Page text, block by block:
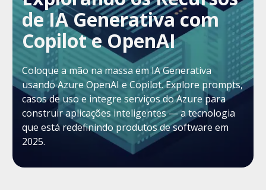
de IA Generativa com
Copilot e OpenAI
Coloque a mão na massa em IA Generativa
usando Azure OpenAI e Copilot. Explore prompts,
casos de uso e integre serviços do Azure para
construir aplicações inteligentes — a tecnologia
que está redefinindo produtos de software em
2025.